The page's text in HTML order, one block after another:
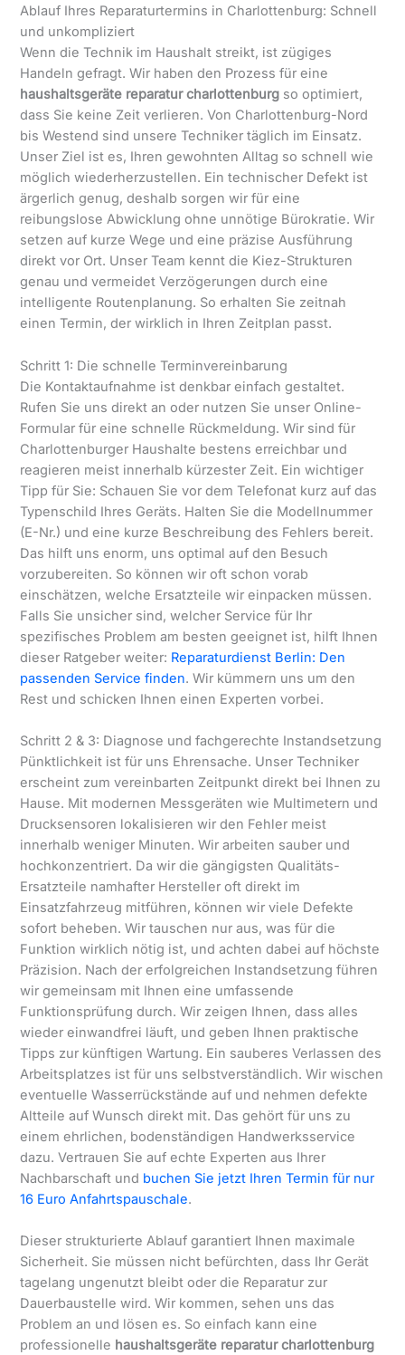
Ablauf Ihres Reparaturtermins in Charlottenburg: Schnell
und unkompliziert
Wenn die Technik im Haushalt streikt, ist zügiges
Handeln gefragt. Wir haben den Prozess für eine
haushaltsgeräte reparatur charlottenburg so optimiert,
dass Sie keine Zeit verlieren. Von Charlottenburg-Nord
bis Westend sind unsere Techniker täglich im Einsatz.
Unser Ziel ist es, Ihren gewohnten Alltag so schnell wie
möglich wiederherzustellen. Ein technischer Defekt ist
ärgerlich genug, deshalb sorgen wir für eine
reibungslose Abwicklung ohne unnötige Bürokratie. Wir
setzen auf kurze Wege und eine präzise Ausführung
direkt vor Ort. Unser Team kennt die Kiez-Strukturen
genau und vermeidet Verzögerungen durch eine
intelligente Routenplanung. So erhalten Sie zeitnah
einen Termin, der wirklich in Ihren Zeitplan passt.
Schritt 1: Die schnelle Terminvereinbarung
Die Kontaktaufnahme ist denkbar einfach gestaltet.
Rufen Sie uns direkt an oder nutzen Sie unser Online-
Formular für eine schnelle Rückmeldung. Wir sind für
Charlottenburger Haushalte bestens erreichbar und
reagieren meist innerhalb kürzester Zeit. Ein wichtiger
Tipp für Sie: Schauen Sie vor dem Telefonat kurz auf das
Typenschild Ihres Geräts. Halten Sie die Modellnummer
(E-Nr.) und eine kurze Beschreibung des Fehlers bereit.
Das hilft uns enorm, uns optimal auf den Besuch
vorzubereiten. So können wir oft schon vorab
einschätzen, welche Ersatzteile wir einpacken müssen.
Falls Sie unsicher sind, welcher Service für Ihr
spezifisches Problem am besten geeignet ist, hilft Ihnen
dieser Ratgeber weiter: Reparaturdienst Berlin: Den
passenden Service finden. Wir kümmern uns um den
Rest und schicken Ihnen einen Experten vorbei.
Schritt 2 & 3: Diagnose und fachgerechte Instandsetzung
Pünktlichkeit ist für uns Ehrensache. Unser Techniker
erscheint zum vereinbarten Zeitpunkt direkt bei Ihnen zu
Hause. Mit modernen Messgeräten wie Multimetern und
Drucksensoren lokalisieren wir den Fehler meist
innerhalb weniger Minuten. Wir arbeiten sauber und
hochkonzentriert. Da wir die gängigsten Qualitäts-
Ersatzteile namhafter Hersteller oft direkt im
Einsatzfahrzeug mitführen, können wir viele Defekte
sofort beheben. Wir tauschen nur aus, was für die
Funktion wirklich nötig ist, und achten dabei auf höchste
Präzision. Nach der erfolgreichen Instandsetzung führen
wir gemeinsam mit Ihnen eine umfassende
Funktionsprüfung durch. Wir zeigen Ihnen, dass alles
wieder einwandfrei läuft, und geben Ihnen praktische
Tipps zur künftigen Wartung. Ein sauberes Verlassen des
Arbeitsplatzes ist für uns selbstverständlich. Wir wischen
eventuelle Wasserrückstände auf und nehmen defekte
Altteile auf Wunsch direkt mit. Das gehört für uns zu
einem ehrlichen, bodenständigen Handwerksservice
dazu. Vertrauen Sie auf echte Experten aus Ihrer
Nachbarschaft und buchen Sie jetzt Ihren Termin für nur
16 Euro Anfahrtspauschale.
Dieser strukturierte Ablauf garantiert Ihnen maximale
Sicherheit. Sie müssen nicht befürchten, dass Ihr Gerät
tagelang ungenutzt bleibt oder die Reparatur zur
Dauerbaustelle wird. Wir kommen, sehen uns das
Problem an und lösen es. So einfach kann eine
professionelle haushaltsgeräte reparatur charlottenburg